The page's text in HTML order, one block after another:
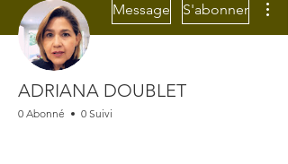
Message S'abonner
ADRIANA DOUBLET
0 Abonné 0 Suivi